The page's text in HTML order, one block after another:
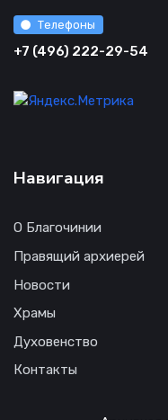
Телефоны
+7 (496) 222-29-54
Навигация
О Благочинии
Правящий архиерей
Новости
Храмы
Духовенство
Контакты